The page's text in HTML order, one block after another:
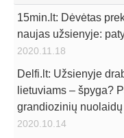
15min.lt: Dėvėtas
naujas užsienyje:
2020.11.18
Delfi.lt: Užsienyje
lietuviams – špyga?
grandiozinių nuolaidų
2020.10.14